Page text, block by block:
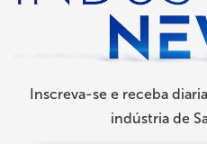
Inscreva-se e receba
indústria de